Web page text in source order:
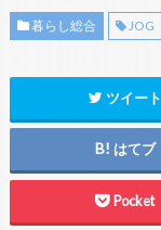
暮らし総合 JOG
ツイート
はてブ
Pocket